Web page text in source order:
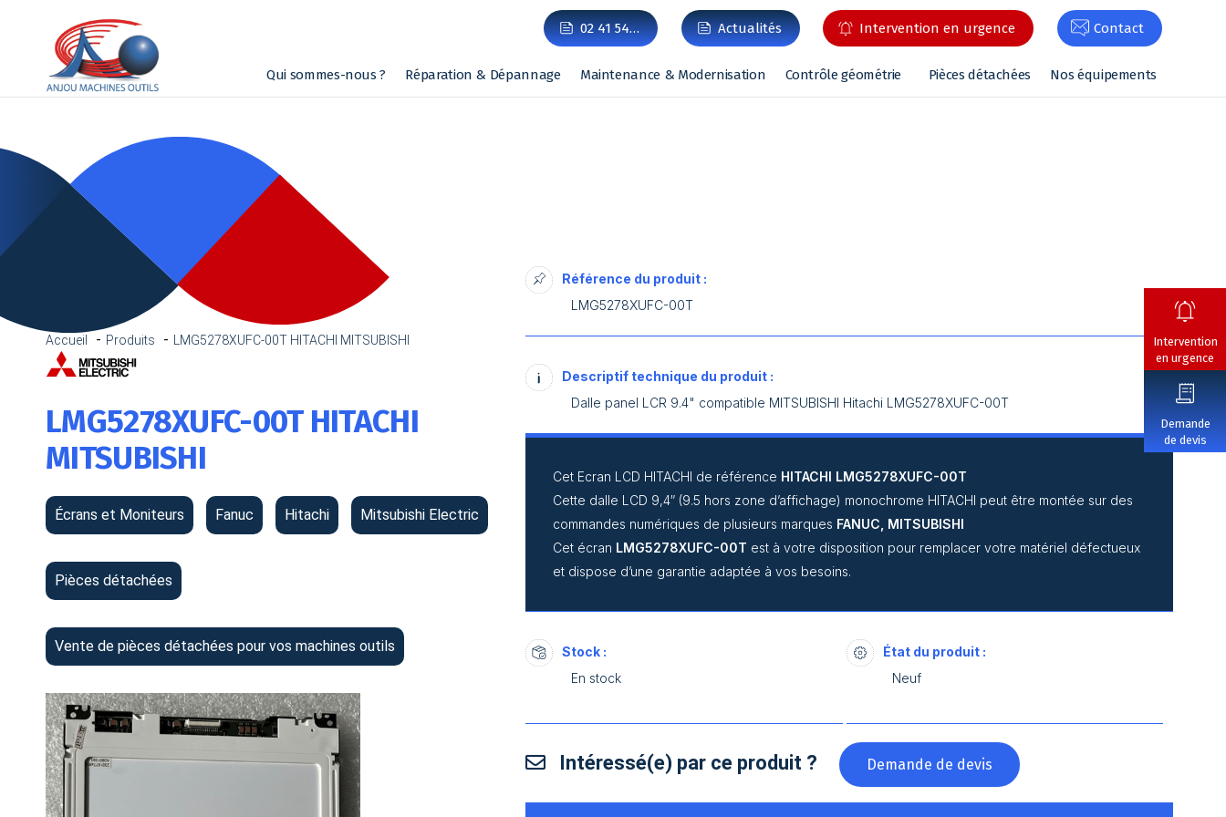
02 41 54… Actualités Intervention en urgence Contact
Qui sommes-nous ? Réparation & Dépannage Maintenance & Modernisation Contrôle géométrie Pièces détachées Nos équipements
Intervention
en urgence
Demande
de devis
Accueil Produits LMG5278XUFC-00T HITACHI MITSUBISHI
LMG5278XUFC-00T HITACHI
MITSUBISHI
Écrans et Moniteurs Fanuc Hitachi Mitsubishi Electric
Pièces détachées
Vente de pièces détachées pour vos machines outils
Référence du produit :
LMG5278XUFC-00T
Descriptif technique du produit :
Dalle panel LCR 9.4" compatible MITSUBISHI Hitachi LMG5278XUFC-00T
Cet Ecran LCD HITACHI de référence HITACHI LMG5278XUFC-00T
Cette dalle LCD 9,4″ (9.5 hors zone d’affichage) monochrome HITACHI peut être montée sur des
commandes numériques de plusieurs marques FANUC, MITSUBISHI
Cet écran LMG5278XUFC-00T est à votre disposition pour remplacer votre matériel défectueux
et dispose d’une garantie adaptée à vos besoins.
Stock :
En stock
État du produit :
Neuf
Intéressé(e) par ce produit ? Demande de devis